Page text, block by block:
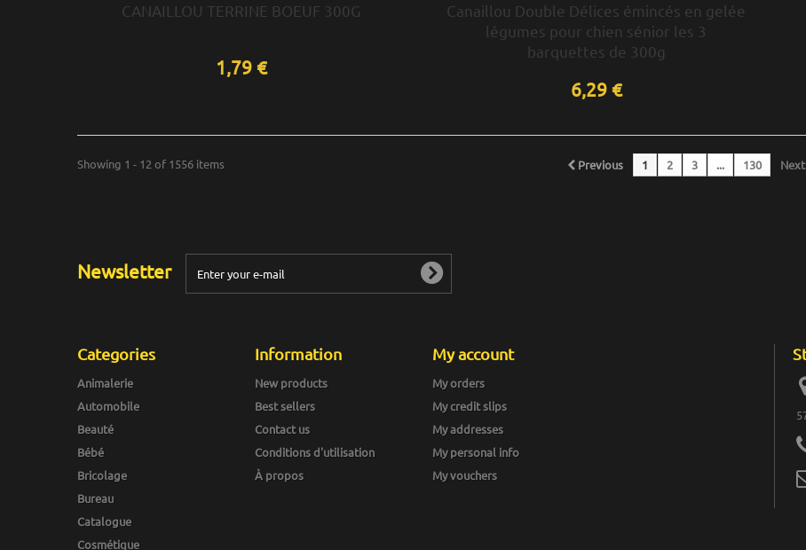
CANAILLOU TERRINE BOEUF 300G
1,79 €
Canaillou Double Délices émincés en gelée
légumes pour chien sénior les 3
barquettes de 300g
6,29 €
Previous 1 2 3 ... 130 Next
Showing 1 - 12 of 1556 items
Newsletter
Categories
Animalerie
Automobile
Beauté
Bébé
Bricolage
Bureau
Catalogue
Cosmétique
Information
New products
Best sellers
Contact us
Conditions d'utilisation
À propos
My account
My orders
My credit slips
My addresses
My personal info
My vouchers